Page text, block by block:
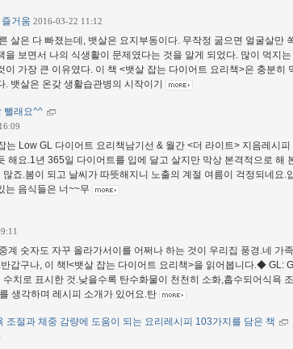
거움 2016-03-22 11:12
살은 다 빠졌는데, 뱃살은 요지부동이다. 무작정 굶으면 얼굴살만
보면서 나의 식생활이 문제였다는 것을 알게 되었다. 많이 먹지는
가장 큰 이유였다. 이 책 <뱃살 잡는 다이어트 요리책>은 충분히
뱃살은 온갖 생활습관병의 시작이기
뺄래요^^
는 Low GL 다이어트 요리책남기선 & 월간 <더 라이트> 지음레시
해요.1년 365일 다이어트를 입에 달고 살지만 막상 본격적으로 해
죠.봄이 되고 날씨가 따뜻해지니 노출의 계절 여름이 걱정되네요.
는 음식들은 너~~무
계 숫자도 자꾸 올라가서이를 어쩌나 하는 것이 우리집 풍경.네 가
갑구나, 이 책!<뱃살 잡는 다이어트 요리책>을 읽어봅니다.◆ GL:
치로 표시한 것.낮을수록 탄수화물이 천천히 소화,흡수되어식욕 조
생각하며 레시피 소개가 있어요.탄
조절과 체중 감량에 도움이 되는 요리레시피 103가지를 담은 책